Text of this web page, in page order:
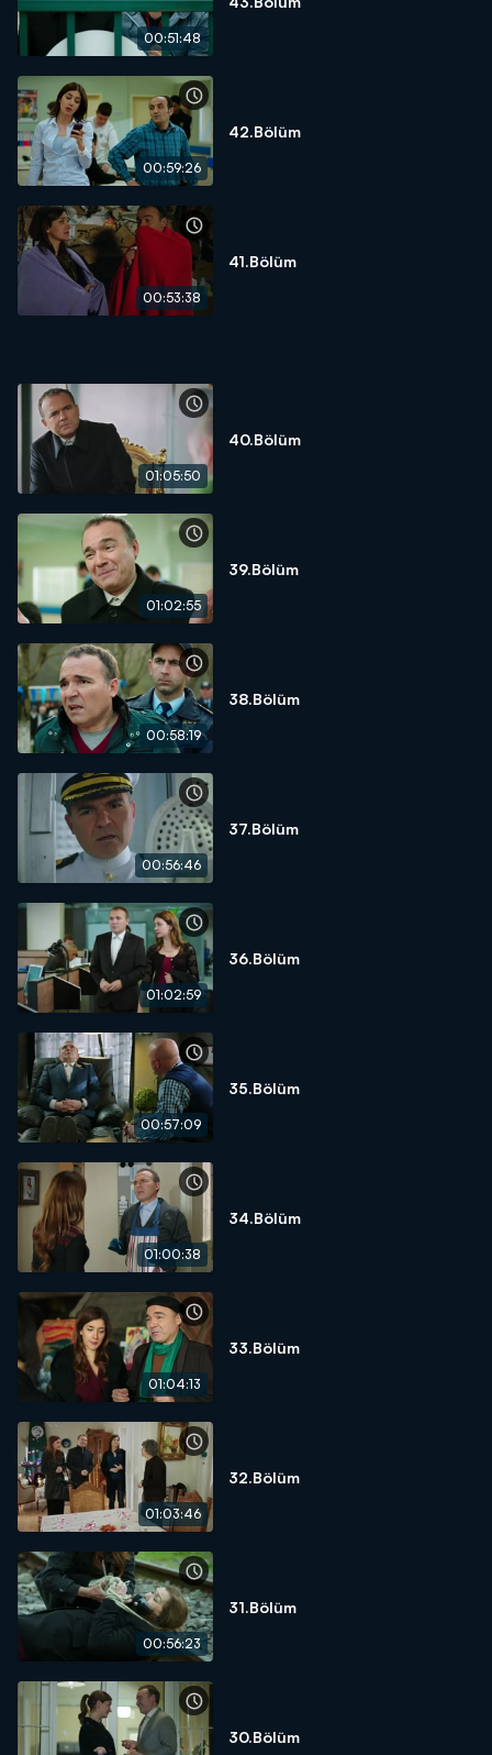
00:51:48
00:59:26
42.Bölüm
00:53:38
41.Bölüm
01:05:50
40.Bölüm
01:02:55
39.Bölüm
00:58:19
38.Bölüm
00:56:46
37.Bölüm
01:02:59
36.Bölüm
00:57:09
35.Bölüm
01:00:38
34.Bölüm
01:04:13
33.Bölüm
01:03:46
32.Bölüm
00:56:23
31.Bölüm
30.Bölüm